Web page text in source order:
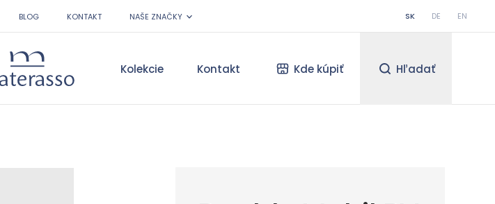
BLOG KONTAKT NAŠE ZNAČKY SK DE EN
Materasso Kolekcie Kontakt Kde kúpiť Hľadať